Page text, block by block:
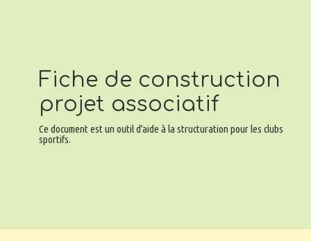
Fiche de construction
projet associatif
Ce document est un outil d’aide à la structuration pour les clubs
sportifs.